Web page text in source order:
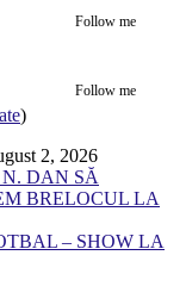
Follow me
Follow me
)
2, 2026
DAN SĂ
BRELOCUL LA
– SHOW LA